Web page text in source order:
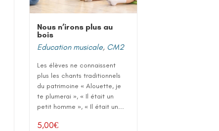
Nous n’irons plus au
bois
Education musicale, CM2
Les élèves ne connaissent
plus les chants traditionnels
du patrimoine « Alouette, je
te plumerai », « Il était un
petit homme », « Il était un...
5,00€